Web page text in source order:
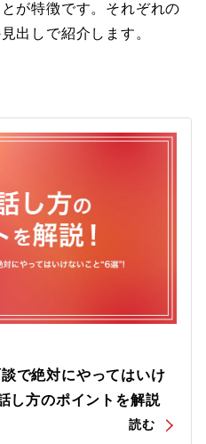
が特徴です。それぞれの
出しで紹介します。
で絶対にやってはいけ
し方のポイントを解説